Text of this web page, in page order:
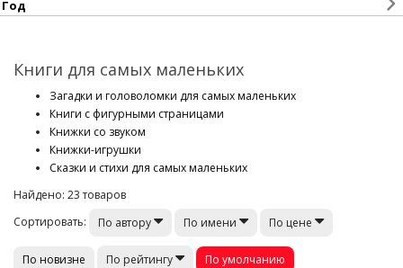
Год
Книги для самых маленьких
Загадки и головоломки для самых маленьких
Книги с фигурными страницами
Книжки со звуком
Книжки-игрушки
Сказки и стихи для самых маленьких
Найдено: 23 товаров
Сортировать:
По автору По имени По цене
По новизне По рейтингу По умолчанию